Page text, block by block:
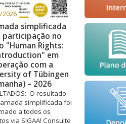
2026
simplificada
participação no
"Human Rights:
em
com a
of Tübingen
– 2026
O resultado
simplificada foi
a todos os
via SIGAA! Consulte